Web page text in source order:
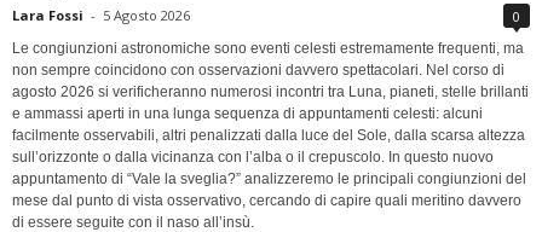
Lara Fossi - 5 Agosto 2026 0
Le congiunzioni astronomiche sono eventi celesti estremamente frequenti, ma
non sempre coincidono con osservazioni davvero spettacolari. Nel corso di
agosto 2026 si verificheranno numerosi incontri tra Luna, pianeti, stelle brillanti
e ammassi aperti in una lunga sequenza di appuntamenti celesti: alcuni
facilmente osservabili, altri penalizzati dalla luce del Sole, dalla scarsa altezza
sull’orizzonte o dalla vicinanza con l’alba o il crepuscolo. In questo nuovo
appuntamento di “Vale la sveglia?” analizzeremo le principali congiunzioni del
mese dal punto di vista osservativo, cercando di capire quali meritino davvero
di essere seguite con il naso all’insù.